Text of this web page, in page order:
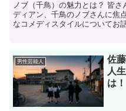
ノブ（千鳥）の魅力とは？ 皆
ディアン、千鳥のノブさんに焦
なコメディスタイルについてお
男性芸能人
佐
人
は